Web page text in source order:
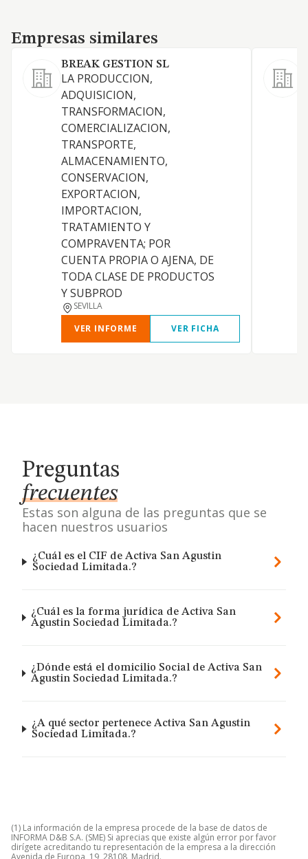
Empresas similares
Empresas similares
BREAK GESTION SL
LA PRODUCCION,
ADQUISICION,
TRANSFORMACION,
COMERCIALIZACION,
TRANSPORTE,
ALMACENAMIENTO,
CONSERVACION,
EXPORTACION,
IMPORTACION,
TRATAMIENTO Y
COMPRAVENTA; POR
CUENTA PROPIA O AJENA, DE
TODA CLASE DE PRODUCTOS
Y SUBPROD
SEVILLA
VER INFORME
VER FICHA
Preguntas
frecuentes
Estas son alguna de las preguntas que se
hacen nuestros usuarios
¿Cuál es el CIF de Activa San Agustin
Sociedad Limitada.?
¿Cuál es la forma jurídica de Activa San
Agustin Sociedad Limitada.?
¿Dónde está el domicilio Social de Activa San
Agustin Sociedad Limitada.?
¿A qué sector pertenece Activa San Agustin
Sociedad Limitada.?
(1) La información de la empresa procede de la base de datos de
INFORMA D&B S.A. (SME) Si aprecias que existe algún error por favor
dirígete acreditando tu representación de la empresa a la dirección
Avenida de Europa, 19, 28108, Madrid.